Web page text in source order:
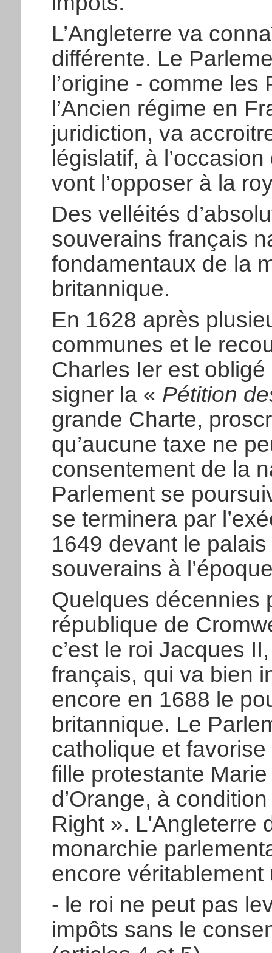
L’Angleterre va
différente. Le
l’origine - comme
l’Ancien régime en
juridiction, va
législatif, à
vont l’opposer à la
Des velléités
souverains français
fondamentaux de la
britannique.
En 1628 après
communes et le
Charles Ier est
signer la « Pétition
grande Charte,
qu’aucune taxe ne
consentement de la
Parlement se
se terminera par
1649 devant le
souverains à
Quelques décennies
république de
c’est le roi Jacques
français, qui va bien
encore en 1688 le
britannique. Le
catholique et
fille protestante
d’Orange, à
Right ». L'Angleterre
monarchie
encore
- le roi ne peut pas
impôts sans le